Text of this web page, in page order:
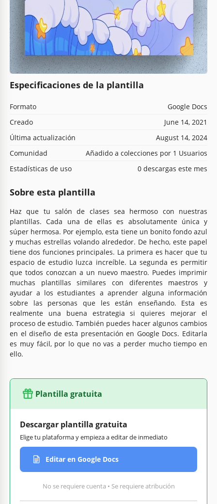
Especificaciones de la plantilla
Formato
Google Docs
Creado
June 14, 2021
Última actualización
August 14, 2024
Comunidad
Añadido a colecciones por 1 Usuarios
Estadísticas de uso
0 descargas este mes
Sobre esta plantilla
Haz que tu salón de clases sea hermoso con nuestras
plantillas. Cada una de ellas es absolutamente única y
súper hermosa. Por ejemplo, esta tiene un bonito fondo azul
y muchas estrellas volando alrededor. De hecho, este papel
tiene dos funciones principales. La primera es hacer que tu
espacio de estudio luzca increíble. La segunda es permitir
que todos conozcan a un nuevo maestro. Puedes imprimir
muchas plantillas similares con diferentes maestros y
ayudar a los estudiantes a aprender alguna información
sobre las personas que les están enseñando. Esta es
realmente una buena estrategia si quieres mejorar el
proceso de estudio. También puedes hacer algunos cambios
en el diseño de esta presentación en Google Docs. Editarla
es muy fácil, por lo que no vas a perder mucho tiempo en
ello.
Plantilla gratuita
Descargar plantilla gratuita
Elige tu plataforma y empieza a editar de inmediato
Editar en Google Docs
No se requiere cuenta • Se requiere atribución